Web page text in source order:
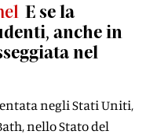
E se la
anche in
nel
negli Stati Uniti,
nello Stato del